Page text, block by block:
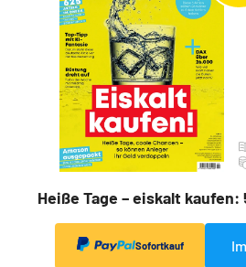
Heiße Tage – eiskalt
Sofortkauf